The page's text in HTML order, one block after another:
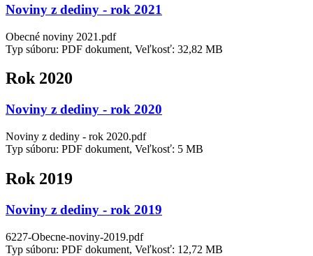
Noviny z dediny - rok 2021
Obecné noviny 2021.pdf
Typ súboru: PDF dokument, Veľkosť: 32,82 MB
Rok 2020
Noviny z dediny - rok 2020
Noviny z dediny - rok 2020.pdf
Typ súboru: PDF dokument, Veľkosť: 5 MB
Rok 2019
Noviny z dediny - rok 2019
6227-Obecne-noviny-2019.pdf
Typ súboru: PDF dokument, Veľkosť: 12,72 MB